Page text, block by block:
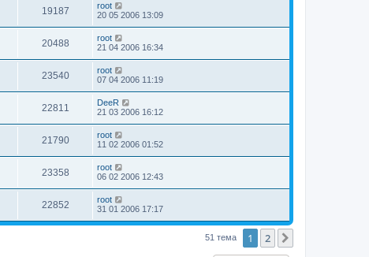
19187
root
20 05 2006 13:09
20488
root
21 04 2006 16:34
23540
root
07 04 2006 11:19
22811
DeeR
21 03 2006 16:12
21790
root
11 02 2006 01:52
23358
root
06 02 2006 12:43
22852
root
31 01 2006 17:17
51 тема 1 2